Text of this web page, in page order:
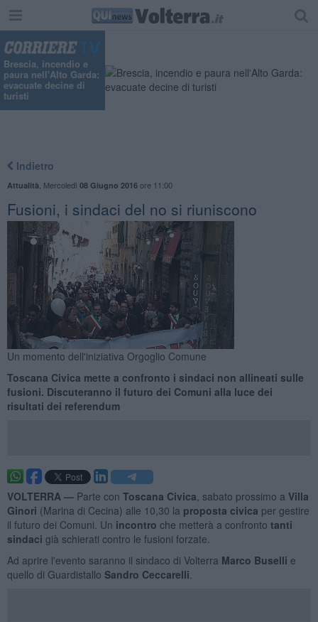
Brescia, incendio e
paura nell'Alto Garda:
evacuate decine di
turisti
Indietro
Attualità Mercoledì 08 Giugno 2016ore 11:00
Fusioni, i sindaci del no si riuniscono
Un momento dell'iniziativa Orgoglio Comune
Toscana Civica mette a confronto i sindaci non allineati sulle
fusioni. Discuteranno il futuro dei Comuni alla luce dei
risultati dei referendum
VOLTERRA — Parte con Toscana Civica , sabato prossimo a Villa
Ginori (Marina di Cecina) alle 10,30 la proposta civica per gestire
il futuro dei Comuni. Un incontro che metterà a confronto tanti
sindaci già schierati contro le fusioni forzate.
Ad aprire l'evento saranno il sindaco di Volterra Marco Buselli e
quello di Guardistallo Sandro Ceccarelli